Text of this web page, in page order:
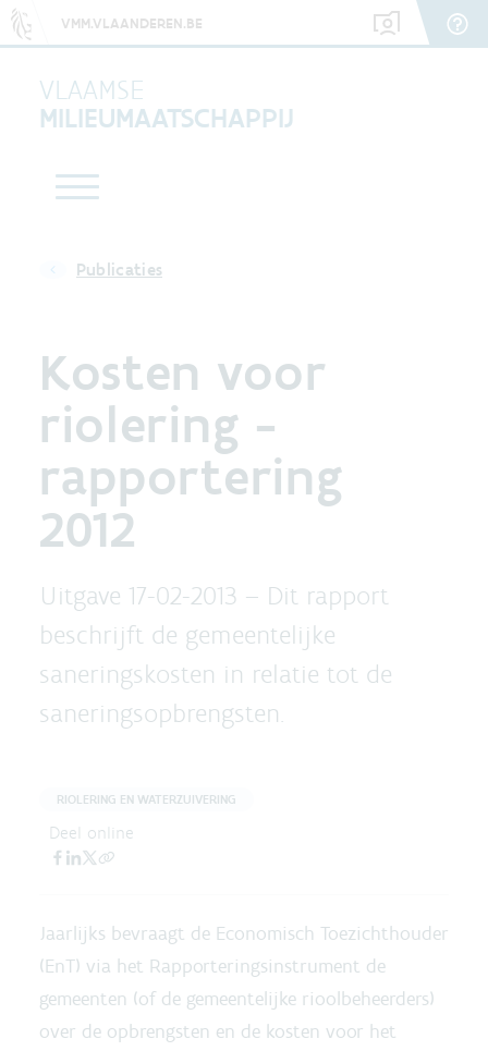
VMM.VLAANDEREN.BE
VLAAMSE
MILIEUMAATSCHAPPIJ
Publicaties
Kosten voor
riolering -
rapportering
2012
Uitgave 17-02-2013 – Dit rapport
beschrijft de gemeentelijke
saneringskosten in relatie tot de
saneringsopbrengsten.
RIOLERING EN WATERZUIVERING
Deel online
Jaarlijks bevraagt de Economisch Toezichthouder
(EnT) via het Rapporteringsinstrument de
gemeenten (of de gemeentelijke rioolbeheerders)
over de opbrengsten en de kosten voor het